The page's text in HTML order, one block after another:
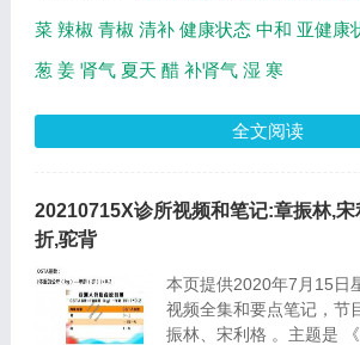
菜 辣椒 青椒 清补 健康状态 中和 亚健康
葱 姜 肾气 夏天 醋 补肾气 湿 寒
全文阅读
20210715X诊所视频和笔记:章振林,
折,驼背
本页提供2020年7月15日
视频全集和要点笔记，节
振林、宋利格 。主题是